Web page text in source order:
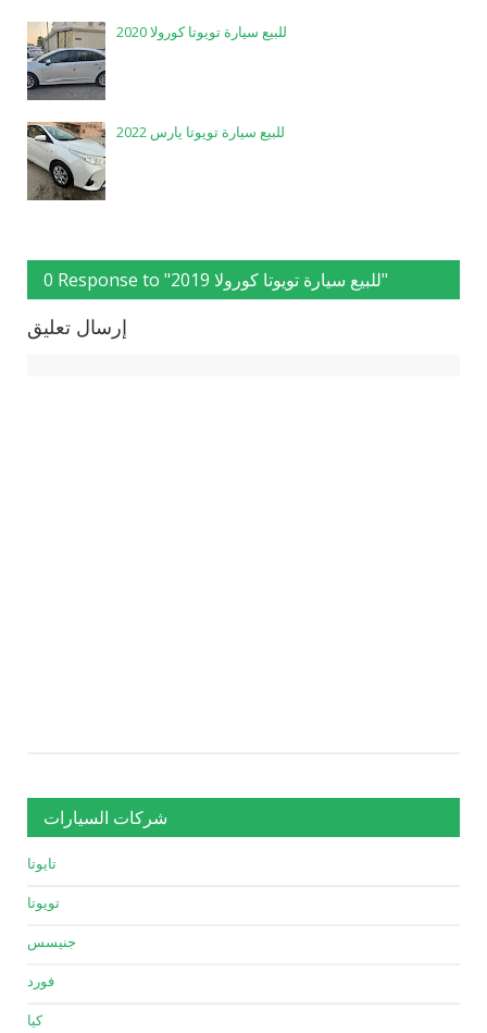
للبيع سيارة تويوتا كورولا 2020
للبيع سيارة تويوتا يارس 2022
0 Response to "للبيع سيارة تويوتا كورولا 2019"
إرسال تعليق
شركات السيارات
تايوتا
تويوتا
جنيسس
فورد
كيا